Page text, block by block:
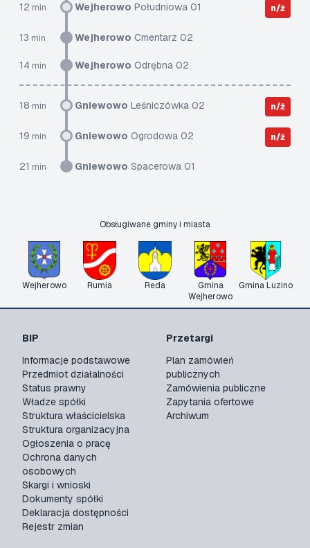
12 min Wejherowo Południowa 01 n/ż
13 min Wejherowo Cmentarz 02
14 min Wejherowo Odrębna 02
18 min Gniewowo Leśniczówka 02 n/ż
19 min Gniewowo Ogrodowa 02 n/ż
21 min Gniewowo Spacerowa 01
Obsługiwane gminy i miasta
Wejherowo Rumia Reda
Gmina
Wejherowo
Gmina Luzino
BIP
Informacje podstawowe
Przedmiot działalności
Status prawny
Władze spółki
Struktura właścicielska
Struktura organizacyjna
Ogłoszenia o pracę
Ochrona danych
osobowych
Skargi i wnioski
Dokumenty spółki
Deklaracja dostępności
Rejestr zmian
Przetargi
Plan zamówień
publicznych
Zamówienia publiczne
Zapytania ofertowe
Archiwum